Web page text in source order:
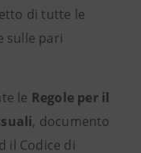
di tutte le
sulle pari
le Regole per il
, documento
il Codice di